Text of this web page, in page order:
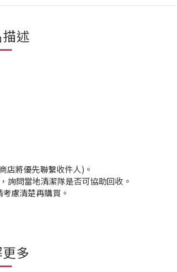
述
店將優先聯繫收件人)。
問當地清潔隊是否可協助回收。
慮清楚再購買。
多